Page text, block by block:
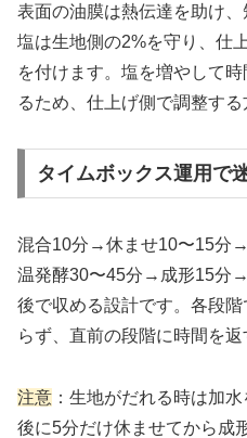
表面の油膜は熱伝達を助け、
塩は生地側の2%を守り、仕
を付けます。塩を増やして
るため、仕上げ側で調整する
タイムボックス運用で
混合10分→休ませ10〜15分
温発酵30〜45分→成形15分
後で収める設計です。各段
らず、直前の段階に時間を返
注意 ：生地がだれる時は加
後に5分だけ休ませてから成